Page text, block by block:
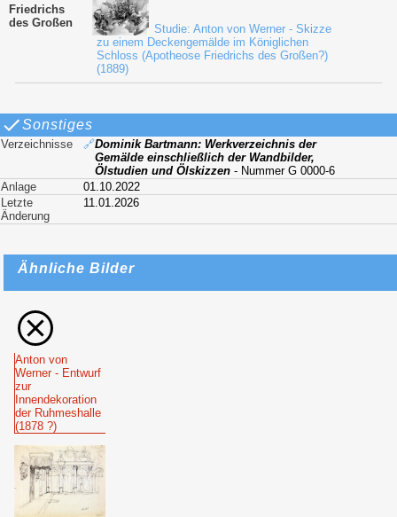
Friedrichs
des Großen
Studie: Anton von Werner - Skizze
zu einem Deckengemälde im Königlichen
Schloss (Apotheose Friedrichs des Großen?)
(1889)
Sonstiges
Verzeichnisse 🔗Dominik Bartmann: Werkverzeichnis der
Gemälde einschließlich der Wandbilder,
Ölstudien und Ölskizzen - Nummer G 0000-6
Anlage
01.10.2022
Letzte
Änderung
11.01.2026
Ähnliche Bilder
Anton von
Werner - Entwurf
zur
Innendekoration
der Ruhmeshalle
(1878 ?)